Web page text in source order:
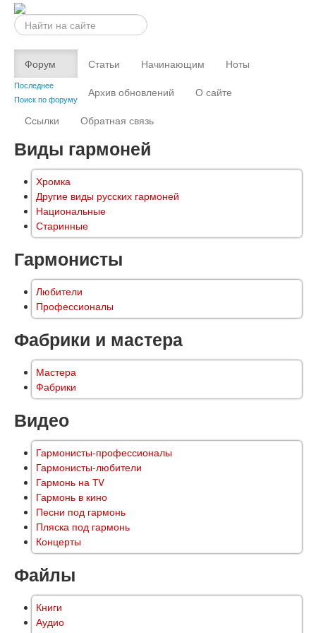
Искать...
Форум
Последнее
Поиск по форуму
Статьи Начинающим
Ноты
Архив обновлений
О сайте
Ссылки
Обратная связь
Виды гармоней
Хромка
Другие виды русских гармоней
Национальные
Старинные
Гармонисты
Любители
Профессионалы
Фабрики и мастера
Мастера
Фабрики
Видео
Гармонисты-профессионалы
Гармонисты-любители
Гармонь на TV
Гармонь в кино
Песни под гармонь
Пляска под гармонь
Концерты
Файлы
Книги
Аудио